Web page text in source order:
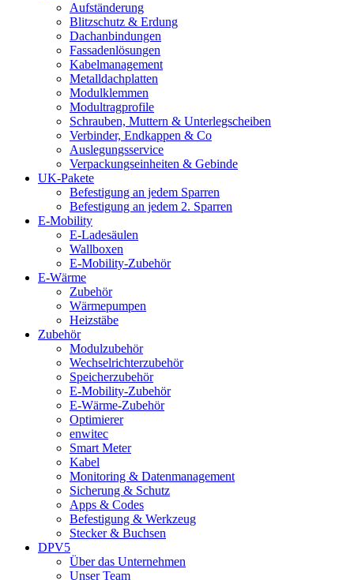
Aufständerung
Blitzschutz & Erdung
Dachanbindungen
Fassadenlösungen
Kabelmanagement
Metalldachplatten
Modulklemmen
Modultragprofile
Schrauben, Muttern & Unterlegscheiben
Verbinder, Endkappen & Co
Auslegungsservice
Verpackungseinheiten & Gebinde
UK-Pakete
Befestigung an jedem Sparren
Befestigung an jedem 2. Sparren
E-Mobility
E-Ladesäulen
Wallboxen
E-Mobility-Zubehör
E-Wärme
Zubehör
Wärmepumpen
Heizstäbe
Zubehör
Modulzubehör
Wechselrichterzubehör
Speicherzubehör
E-Mobility-Zubehör
E-Wärme-Zubehör
Optimierer
enwitec
Smart Meter
Kabel
Monitoring & Datenmanagement
Sicherung & Schutz
Apps & Codes
Befestigung & Werkzeug
Stecker & Buchsen
DPV5
Über das Unternehmen
Unser Team